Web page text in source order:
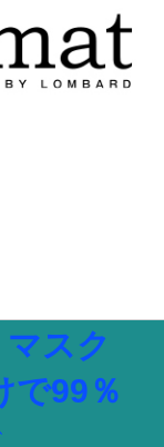
スク
で99％